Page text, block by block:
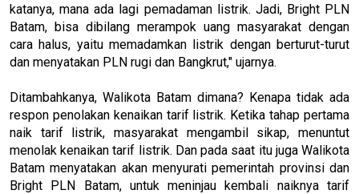
katanya, mana ada lagi pemadaman listrik. Jadi, Bright PLN
Batam, bisa dibilang merampok uang masyarakat dengan
cara halus, yaitu memadamkan listrik dengan berturut-turut
dan menyatakan PLN rugi dan Bangkrut," ujarnya.
Ditambahkanya, Walikota Batam dimana? Kenapa tidak ada
respon penolakan kenaikan tarif listrik. Ketika tahap pertama
naik tarif listrik, masyarakat mengambil sikap, menuntut
menolak kenaikan tarif listrik. Dan pada saat itu juga Walikota
Batam menyatakan akan menyurati pemerintah provinsi dan
Bright PLN Batam, untuk meninjau kembali naiknya tarif